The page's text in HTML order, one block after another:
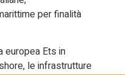
per finalità
europea Ets in
le infrastrutture